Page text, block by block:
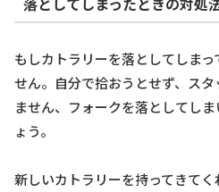
もしカトラリーを落としてしま
せん。自分で拾おうとせず、ス
ません、フォークを落としてし
ょう。
新しいカトラリーを持ってきて